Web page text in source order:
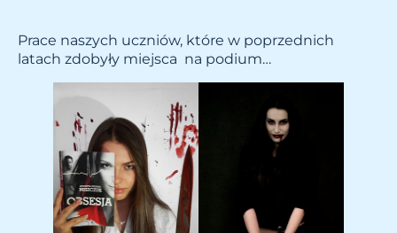
Prace naszych uczniów, które w poprzednich
latach zdobyły miejsca na podium…